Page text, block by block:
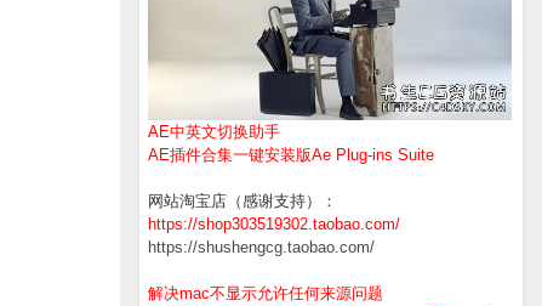
AE中英文切换助手
AE插件合集一键安装版Ae Plug-ins Suite
网站淘宝店（感谢支持）：
https://shop303519302.taobao.com/
https://shushengcg.taobao.com/
解决mac不显示允许任何来源问题